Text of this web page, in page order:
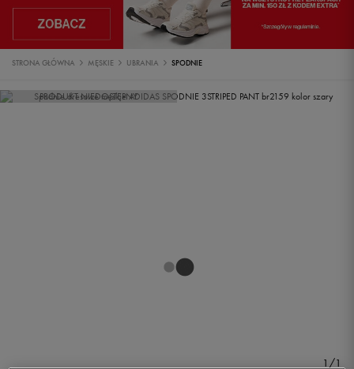
STRONA GŁÓWNA MĘSKIE UBRANIA SPODNIE
PRODUKT NIEDOSTĘPNY
1/1